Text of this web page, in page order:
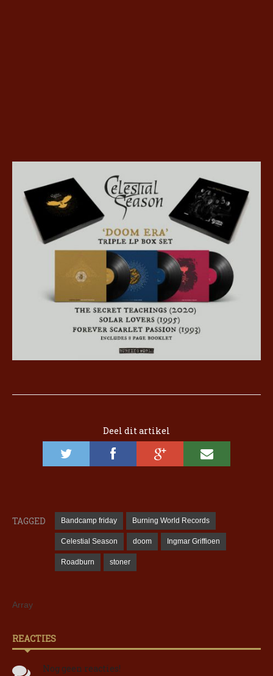
Deel dit artikel
TAGGED Bandcamp friday Burning World Records
Celestial Season doom Ingmar Griffioen
Roadburn stoner
Array
REACTIES
Nog geen reacties!